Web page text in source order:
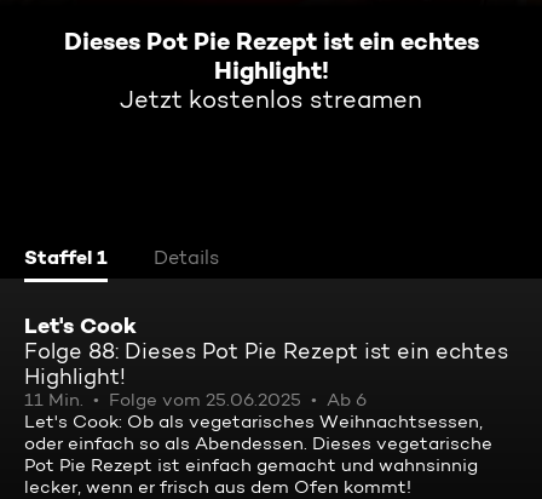
Dieses Pot Pie Rezept ist ein echtes
Highlight!
Jetzt kostenlos streamen
Staffel 1 Details
Let's Cook
Folge 88: Dieses Pot Pie Rezept ist ein echtes
Highlight!
11 Min. Folge vom 25.06.2025
Ab 6
Let's Cook: Ob als vegetarisches Weihnachtsessen,
oder einfach so als Abendessen. Dieses vegetarische
Pot Pie Rezept ist einfach gemacht und wahnsinnig
lecker, wenn er frisch aus dem Ofen kommt!